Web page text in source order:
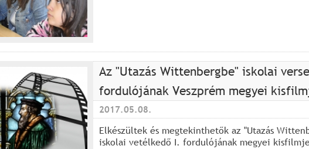
Az "Utazás Wittenbergbe" iskolai
fordulójának Veszprém megyei
2017.05.08.
Elkészültek és megtekinthetők az "Utazás
iskolai vetélkedő I. fordulójának megyei